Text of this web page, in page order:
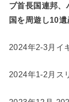
ブ首長国連邦
国を周遊し10遺
2024年2-3月イ
2024年1-2月ス